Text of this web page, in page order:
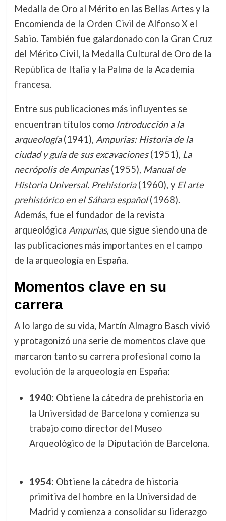
Medalla de Oro al Mérito en las Bellas Artes y la
Encomienda de la Orden Civil de Alfonso X el
Sabio. También fue galardonado con la Gran Cruz
del Mérito Civil, la Medalla Cultural de Oro de la
República de Italia y la Palma de la Academia
francesa.
Entre sus publicaciones más influyentes se
encuentran títulos como Introducción a la
arqueología(1941), Ampurias: Historia de la
ciudad y guía de sus excavaciones(1951), La
necrópolis de Ampurias(1955), Manual de
Historia Universal. Prehistoria(1960), y El arte
prehistórico en el Sáhara español(1968).
Además, fue el fundador de la revista
arqueológica Ampurias, que sigue siendo una de
las publicaciones más importantes en el campo
de la arqueología en España.
Momentos clave en su
carrera
A lo largo de su vida, Martín Almagro Basch vivió
y protagonizó una serie de momentos clave que
marcaron tanto su carrera profesional como la
evolución de la arqueología en España:
1940: Obtiene la cátedra de prehistoria en
la Universidad de Barcelona y comienza su
trabajo como director del Museo
Arqueológico de la Diputación de Barcelona.
1954: Obtiene la cátedra de historia
primitiva del hombre en la Universidad de
Madrid y comienza a consolidar su liderazgo